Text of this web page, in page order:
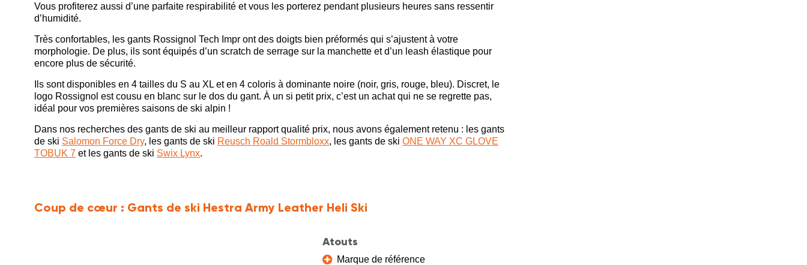
Vous profiterez aussi d’une parfaite respirabilité et vous les porterez pendant plusieurs heures sans ressentir
d’humidité.
Très confortables, les gants Rossignol Tech Impr ont des doigts bien préformés qui s’ajustent à votre
morphologie. De plus, ils sont équipés d’un scratch de serrage sur la manchette et d’un leash élastique pour
encore plus de sécurité.
Ils sont disponibles en 4 tailles du S au XL et en 4 coloris à dominante noire (noir, gris, rouge, bleu). Discret, le
logo Rossignol est cousu en blanc sur le dos du gant. À un si petit prix, c’est un achat qui ne se regrette pas,
idéal pour vos premières saisons de ski alpin !
Dans nos recherches des gants de ski au meilleur rapport qualité prix, nous avons également retenu : les gants
de ski Salomon Force Dry, les gants de ski Reusch Roald Stormbloxx, les gants de ski ONE WAY XC GLOVE
TOBUK 7 et les gants de ski Swix Lynx.
Coup de cœur : Gants de ski Hestra Army Leather Heli Ski
Atouts
Marque de référence